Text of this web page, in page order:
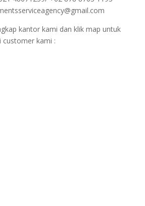
kantor kami dan klik map untuk
kami :